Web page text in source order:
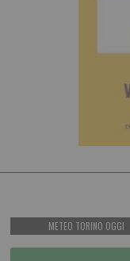
METEO TORINO OGGI